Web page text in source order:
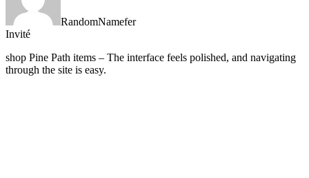
RandomNamefer
Invité
shop Pine Path items – The interface feels polished, and navigating
through the site is easy.